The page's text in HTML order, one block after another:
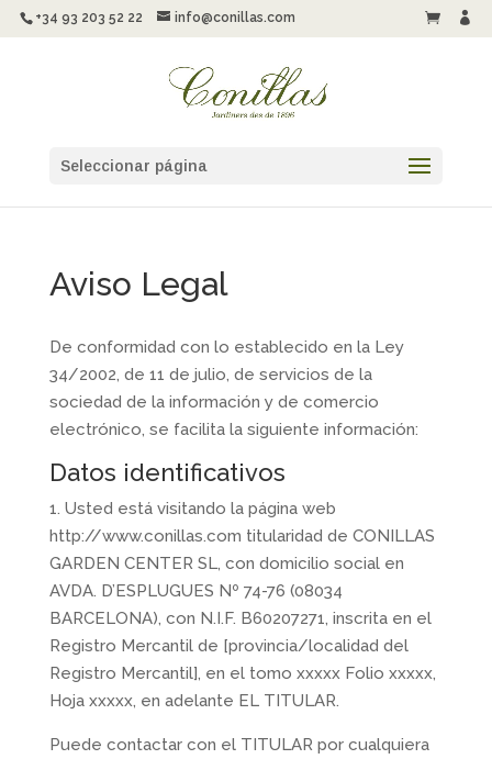
+34 93 203 52 22 info@conillas.com 

Seleccionar página
Aviso Legal
De conformidad con lo establecido en la Ley
34/2002, de 11 de julio, de servicios de la
sociedad de la información y de comercio
electrónico, se facilita la siguiente información:
Datos identificativos
1. Usted está visitando la página web
http://www.conillas.com titularidad de CONILLAS
GARDEN CENTER SL, con domicilio social en
AVDA. D’ESPLUGUES Nº 74-76 (08034
BARCELONA), con N.I.F. B60207271, inscrita en el
Registro Mercantil de [provincia/localidad del
Registro Mercantil], en el tomo xxxxx Folio xxxxx,
Hoja xxxxx, en adelante EL TITULAR.
Puede contactar con el TITULAR por cualquiera